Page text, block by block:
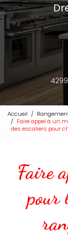
Accueil
Faire appel à un
des escaliers pour
Faire
pour